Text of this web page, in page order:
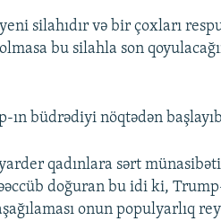
silahıdır və bir çoxları
bu silahla son
büdrədiyi nöqtədən
qadınlara sərt
doğuran bu idi ki,
onun populyarlıq